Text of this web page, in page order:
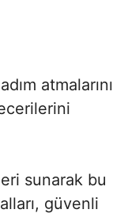
atmalarını
sunarak bu
güvenli